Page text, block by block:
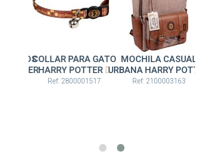
PARA GATO
POTTER
MOCHILA CASUAL
URBANA HARRY POTTER
Ref: 2100003163
COLLAR PARA
XXS/XS HARRY
GRYFFINDOR
Ref: 2800001125